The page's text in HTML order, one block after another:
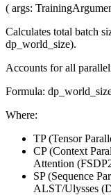
( args:
Calculates total batch
dp_world_size).
Accounts for all
Formula:
Where:
TP (Tensor
CP (Context
Attention
SP (Sequence
ALST/Ulysses